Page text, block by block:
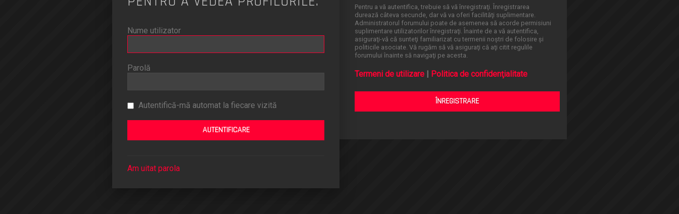
Nume utilizator
Parolă
Autentifică-mă automat la fiecare vizită
Am uitat parola
Pentru a vă autentifica, trebuie să vă înregistraţi. Înregistrarea
durează câteva secunde, dar vă va oferi facilităţi suplimentare.
Administratorul forumului poate de asemenea să acorde permisiuni
suplimentare utilizatorilor înregistraţi. Înainte de a vă autentifica,
asiguraţi-vă că sunteţi familiarizat cu termenii noştri de folosire şi
politicile asociate. Vă rugăm să vă asiguraţi că aţi citit regulile
forumului înainte să navigaţi pe acesta.
Termeni de utilizare Politica de confidenţialitate
ÎNREGISTRARE